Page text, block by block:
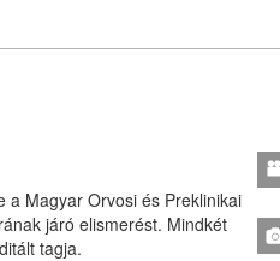
a Magyar Orvosi és Preklinikai
járó elismerést. Mindkét
tagja.